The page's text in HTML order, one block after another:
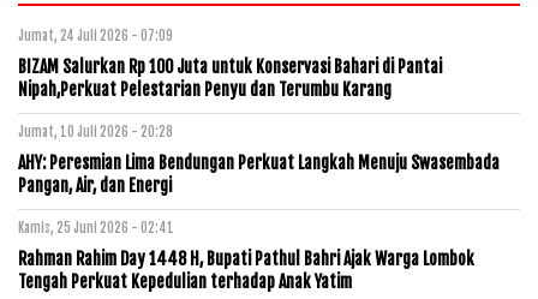
Jumat, 24 Juli 2026 - 07:09
BIZAM Salurkan Rp 100 Juta untuk Konservasi Bahari di Pantai
Nipah,Perkuat Pelestarian Penyu dan Terumbu Karang
Jumat, 10 Juli 2026 - 20:28
AHY: Peresmian Lima Bendungan Perkuat Langkah Menuju Swasembada
Pangan, Air, dan Energi
Kamis, 25 Juni 2026 - 02:41
Rahman Rahim Day 1448 H, Bupati Pathul Bahri Ajak Warga Lombok
Tengah Perkuat Kepedulian terhadap Anak Yatim